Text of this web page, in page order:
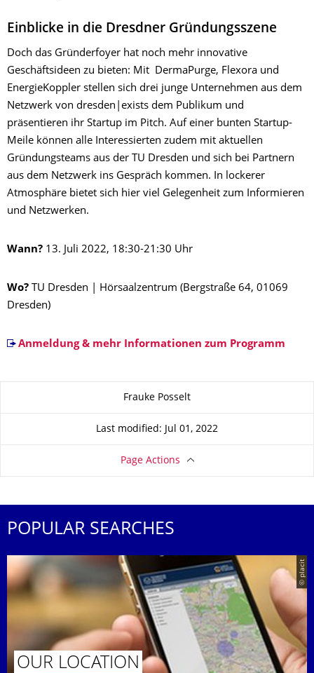
Einblicke in die Dresdner Gründungsszene
Doch das Gründerfoyer hat noch mehr innovative
Geschäftsideen zu bieten: Mit DermaPurge, Flexora und
EnergieKoppler stellen sich drei junge Unternehmen aus dem
Netzwerk von dresden|exists dem Publikum und
präsentieren ihr Startup im Pitch. Auf einer bunten Startup-
Meile können alle Interessierten zudem mit aktuellen
Gründungsteams aus der TU Dresden und sich bei Partnern
aus dem Netzwerk ins Gespräch kommen. In lockerer
Atmosphäre bietet sich hier viel Gelegenheit zum Informieren
und Netzwerken.
Wann? 13. Juli 2022, 18:30-21:30 Uhr
Wo? TU Dresden | Hörsaalzentrum (Bergstraße 64, 01069
Dresden)
Anmeldung & mehr Informationen zum Programm
Frauke Posselt
Last modified: Jul 01, 2022
Page Actions
POPULAR SEARCHES
© placit
OUR LOCATION